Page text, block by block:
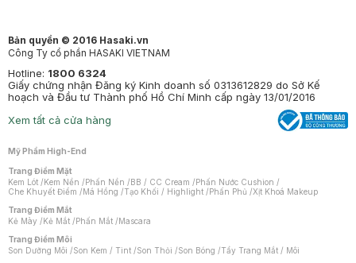
Bản quyền © 2016 Hasaki.vn
Công Ty cổ phần HASAKI VIETNAM
Hotline: 1800 6324
Giấy chứng nhận Đăng ký Kinh doanh số 0313612829 do Sở Kế
hoạch và Đầu tư Thành phố Hồ Chí Minh cấp ngày 13/01/2016
Xem tất cả cửa hàng
Mỹ Phẩm High-End
Trang Điểm Mặt
Kem Lót /Kem Nền /Phấn Nền /BB / CC Cream /Phấn Nước Cushion /
Che Khuyết Điểm /Má Hồng /Tạo Khối / Highlight /Phấn Phủ /Xịt Khoá Makeup
Trang Điểm Mắt
Kẻ Mày /Kẻ Mắt /Phấn Mắt /Mascara
Trang Điểm Môi
Son Dưỡng Môi /Son Kem / Tint /Son Thỏi /Son Bóng /Tẩy Trang Mắt / Môi